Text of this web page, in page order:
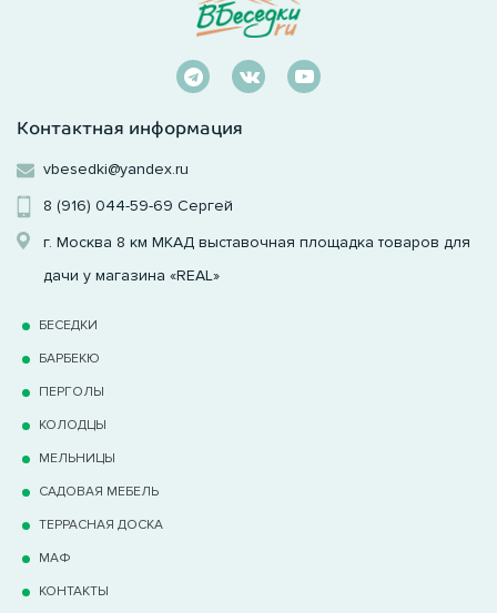
Контактная информация
vbesedki@yandex.ru
8 (916) 044-59-69 Сергей
г. Москва 8 км МКАД выставочная площадка товаров для
дачи у магазина «REAL»
БЕСЕДКИ
БАРБЕКЮ
ПЕРГОЛЫ
КОЛОДЦЫ
МЕЛЬНИЦЫ
САДОВАЯ МЕБЕЛЬ
ТЕРРАCНАЯ ДОСКА
МАФ
КОНТАКТЫ